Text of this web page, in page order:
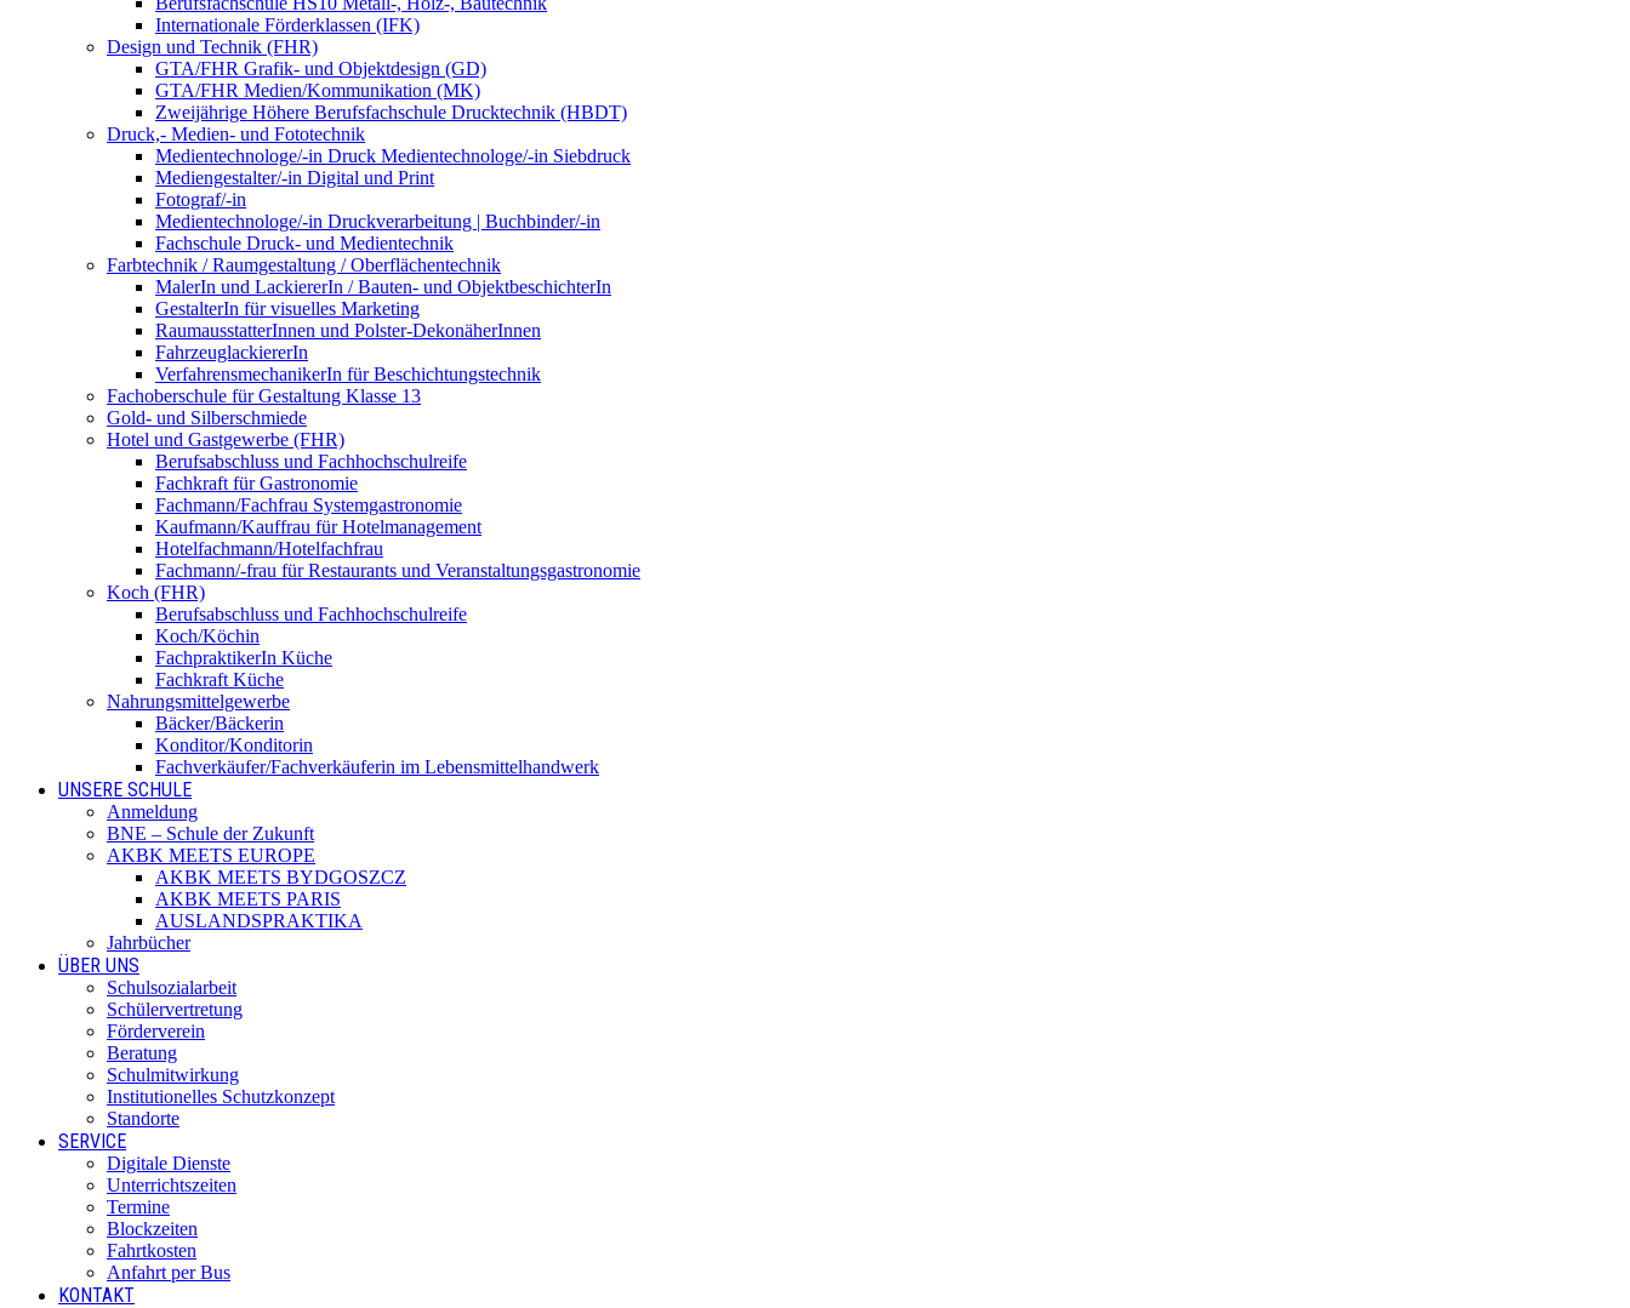
Internationale Förderklassen (IFK)
Design und Technik (FHR)
GTA/FHR Grafik- und Objektdesign (GD)
GTA/FHR Medien/Kommunikation (MK)
Zweijährige Höhere Berufsfachschule Drucktechnik (HBDT)
Druck,- Medien- und Fototechnik
Medientechnologe/-in Druck Medientechnologe/-in Siebdruck
Mediengestalter/-in Digital und Print
Fotograf/-in
Medientechnologe/-in Druckverarbeitung | Buchbinder/-in
Fachschule Druck- und Medientechnik
Farbtechnik / Raumgestaltung / Oberflächentechnik
MalerIn und LackiererIn / Bauten- und ObjektbeschichterIn
GestalterIn für visuelles Marketing
RaumausstatterInnen und Polster-DekonäherInnen
FahrzeuglackiererIn
VerfahrensmechanikerIn für Beschichtungstechnik
Fachoberschule für Gestaltung Klasse 13
Gold- und Silberschmiede
Hotel und Gastgewerbe (FHR)
Berufsabschluss und Fachhochschulreife
Fachkraft für Gastronomie
Fachmann/Fachfrau Systemgastronomie
Kaufmann/Kauffrau für Hotelmanagement
Hotelfachmann/Hotelfachfrau
Fachmann/-frau für Restaurants und Veranstaltungsgastronomie
Koch (FHR)
Berufsabschluss und Fachhochschulreife
Koch/Köchin
FachpraktikerIn Küche
Fachkraft Küche
Nahrungsmittelgewerbe
Bäcker/Bäckerin
Konditor/Konditorin
Fachverkäufer/Fachverkäuferin im Lebensmittelhandwerk
UNSERE SCHULE
Anmeldung
BNE – Schule der Zukunft
AKBK MEETS EUROPE
AKBK MEETS BYDGOSZCZ
AKBK MEETS PARIS
AUSLANDSPRAKTIKA
Jahrbücher
ÜBER UNS
Schulsozialarbeit
Schülervertretung
Förderverein
Beratung
Schulmitwirkung
Institutionelles Schutzkonzept
Standorte
SERVICE
Digitale Dienste
Unterrichtszeiten
Termine
Blockzeiten
Fahrtkosten
Anfahrt per Bus
KONTAKT